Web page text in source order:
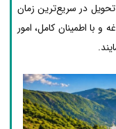
در سریع‌ترین زمان
و با اطمینان کامل، امور